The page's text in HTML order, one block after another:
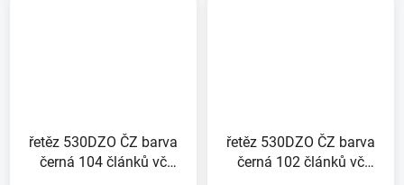
řetěz 530DZO ČZ barva
černá 104 článků vč
řetěz 530DZO ČZ barva
černá 102 článků vč